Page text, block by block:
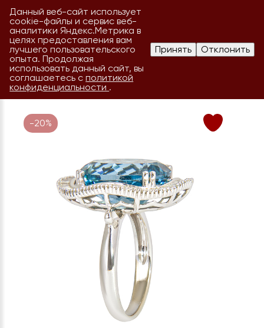
-20%
Данный веб-сайт использует
cookie-файлы и сервис веб-
аналитики Яндекс.Метрика в
целях предоставления вам
лучшего пользовательского
опыта. Продолжая
использовать данный сайт, вы
соглашаетесь сполитикой
конфиденциальности .
Принять Отклонить